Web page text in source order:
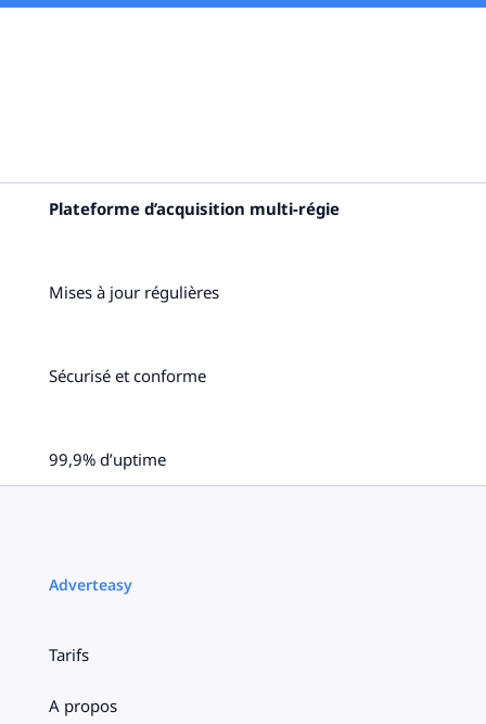
Plateforme d’acquisition multi-régie
Mises à jour régulières
Sécurisé et conforme
99,9% d’uptime
Adverteasy
Tarifs
A propos